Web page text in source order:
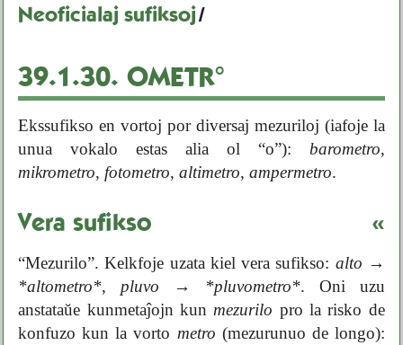
Neoficialaj sufiksoj/
39.1.30. OMETR°
Ekssufikso en vortoj por diversaj mezuriloj (iafoje la
unua vokalo estas alia ol “o”): barometro,
mikrometro, fotometro,altimetro,ampermetro.
Vera sufikso «
“Mezurilo”. Kelkfoje uzata kiel vera sufikso: alto →
*altometro*, pluvo → *pluvometro*. Oni uzu
anstataŭe kunmetaĵojn kun mezurilo pro la risko de
konfuzo kun la vorto metro (mezurunuo de longo):